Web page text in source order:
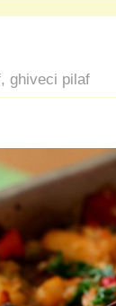
ghiveci pilaf